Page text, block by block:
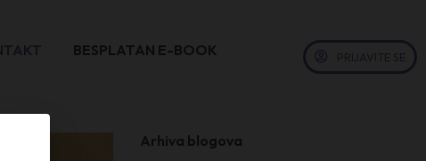
BESPLATAN E-BOOK
Arhiva blogova